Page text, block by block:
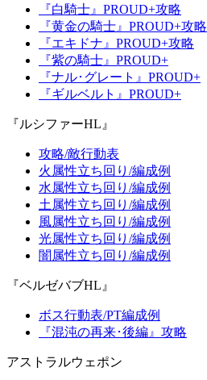
『白騎士』PROUD+攻略
『黄金の騎士』PROUD+攻略
『エキドナ』PROUD+攻略
『紫の騎士』PROUD+
『ナル･グレート』PROUD+
『ギルベルト』PROUD+
『ルシファーHL』
攻略/敵行動表
火属性立ち回り/編成例
水属性立ち回り/編成例
土属性立ち回り/編成例
風属性立ち回り/編成例
光属性立ち回り/編成例
闇属性立ち回り/編成例
『ベルゼバブHL』
ボス行動表/PT編成例
『混沌の再来･後編』攻略
アストラルウェポン